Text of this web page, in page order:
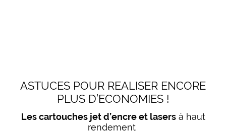
ASTUCES POUR REALISER ENCORE
PLUS D’ECONOMIES !
Les cartouches jet d’encre et lasersà haut
rendement